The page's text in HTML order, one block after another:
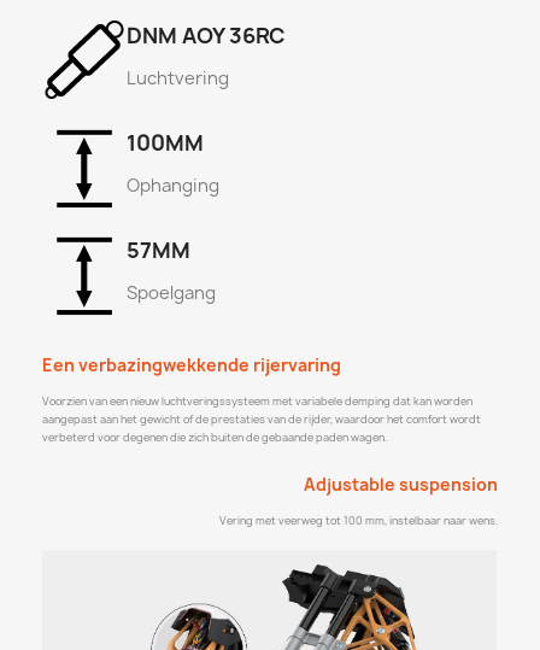
DNM AOY 36RC
Luchtvering
100MM
Ophanging
57MM
Spoelgang
Een verbazingwekkende rijervaring
Voorzien van een nieuw luchtveringssysteem met variabele demping dat kan worden
aangepast aan het gewicht of de prestaties van de rijder, waardoor het comfort wordt
verbeterd voor degenen die zich buiten de gebaande paden wagen.
Adjustable suspension
Vering met veerweg tot 100 mm, instelbaar naar wens.